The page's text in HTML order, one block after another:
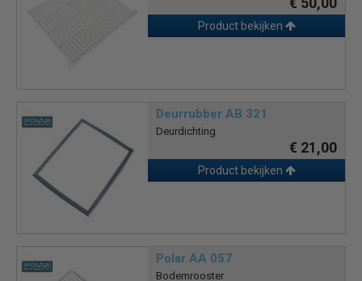
Product bekijken
Deurrubber AB 321
Deurdichting
€ 21,00
Product bekijken
Polar AA 057
Bodemrooster